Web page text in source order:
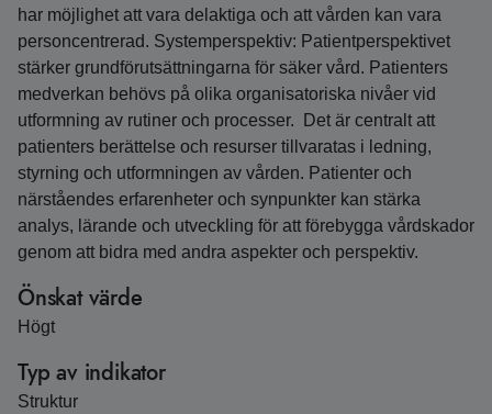
har möjlighet att vara delaktiga och att vården kan vara
personcentrerad. Systemperspektiv: Patientperspektivet
stärker grundförutsättningarna för säker vård. Patienters
medverkan behövs på olika organisatoriska nivåer vid
utformning av rutiner och processer. Det är centralt att
patienters berättelse och resurser tillvaratas i ledning,
styrning och utformningen av vården. Patienter och
närståendes erfarenheter och synpunkter kan stärka
analys, lärande och utveckling för att förebygga vårdskador
genom att bidra med andra aspekter och perspektiv.
Önskat värde
Högt
Typ av indikator
Struktur